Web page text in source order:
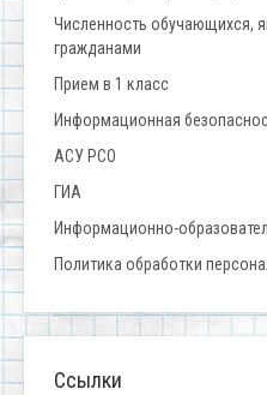
Численность обучающихся,
гражданами
Прием в 1 класс
Информационная
АСУ РСО
ГИА
Информационно-
Политика обработки
Ссылки